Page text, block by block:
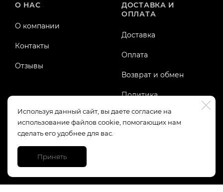
Используя данный сайт, вы даете согласие на
использование файлов cookie, помогающих нам
сделать его удобнее для вас.
Принять
О НАС
О компании
Контакты
Отзывы
ДОСТАВКА И
ОПЛАТА
Доставка
Оплата
Возврат и обмен
Политика
конфиденциальности
Публичная оферта